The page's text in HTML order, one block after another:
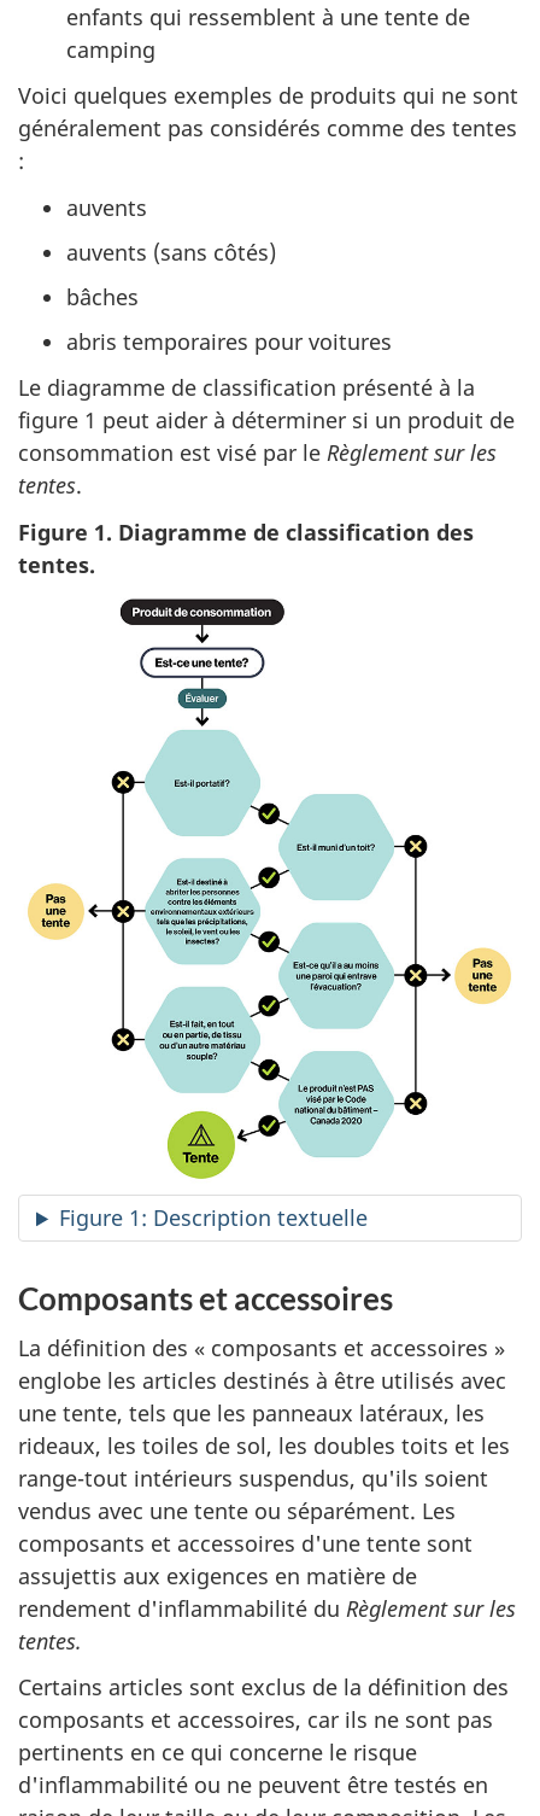
enfants qui ressemblent à une tente de
camping
Voici quelques exemples de produits qui ne sont
généralement pas considérés comme des tentes
:
auvents
auvents (sans côtés)
bâches
abris temporaires pour voitures
Le diagramme de classification présenté à la
figure 1 peut aider à déterminer si un produit de
consommation est visé par le Règlement sur les
tentes.
Figure 1. Diagramme de classification des
tentes.
Figure 1: Description textuelle
Composants et accessoires
La définition des « composants et accessoires »
englobe les articles destinés à être utilisés avec
une tente, tels que les panneaux latéraux, les
rideaux, les toiles de sol, les doubles toits et les
range-tout intérieurs suspendus, qu'ils soient
vendus avec une tente ou séparément. Les
composants et accessoires d'une tente sont
assujettis aux exigences en matière de
rendement d'inflammabilité du Règlement sur les
tentes.
Certains articles sont exclus de la définition des
composants et accessoires, car ils ne sont pas
pertinents en ce qui concerne le risque
d'inflammabilité ou ne peuvent être testés en